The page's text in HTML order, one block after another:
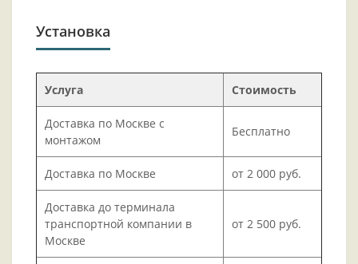
Установка
Услуга Стоимость
Доставка по Москве с
монтажом
Бесплатно
Доставка по Москве от 2 000 руб.
Доставка до терминала
транспортной компании в
Москве
от 2 500 руб.